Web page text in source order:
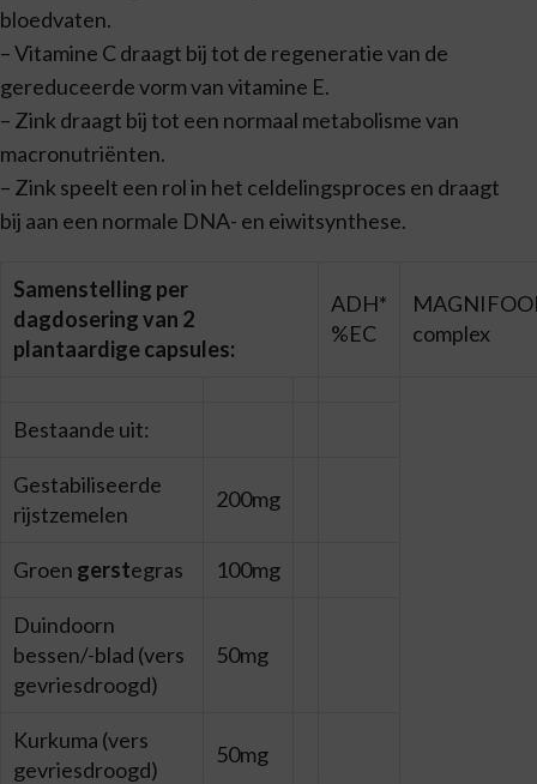
bloedvaten.
– Vitamine C draagt bij tot de regeneratie van de
gereduceerde vorm van vitamine E.
– Zink draagt bij tot een normaal metabolisme van
macronutriënten.
– Zink speelt een rol in het celdelingsproces en draagt
bij aan een normale DNA- en eiwitsynthese.
Samenstelling per
dagdosering van 2
plantaardige capsules:
ADH*
%EC
complex
Bestaande uit:
Gestabiliseerde
rijstzemelen
200mg
Groen gerstegras 100mg
Duindoorn
bessen/-blad (vers
gevriesdroogd)
50mg
Kurkuma (vers
gevriesdroogd)
50mg